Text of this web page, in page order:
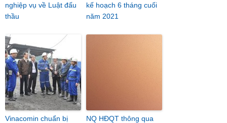
nghiệp vụ về Luật đấu
thầu
kế hoạch 6 tháng cuối
năm 2021
Vinacomin chuẩn bị NQ HĐQT thông qua